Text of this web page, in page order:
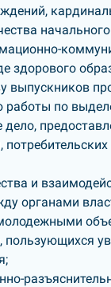
здорового
выпускников
по
дело,
и
органами
пользующихся